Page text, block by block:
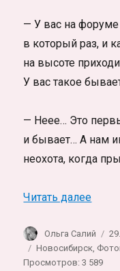
— У вас на форуме
в который раз, и
на высоте
У вас такое
— Неее… Это
и бывает… А нам
неохота, когда
Читать далее
Автор
Ольга Салий
Метки
Новосибирск,
Просмотров: 3 589